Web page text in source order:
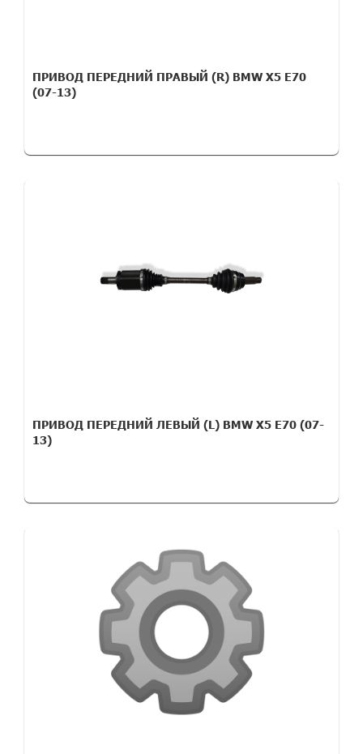
ПРИВОД ПЕРЕДНИЙ ПРАВЫЙ (R) BMW X5 E70
(07-13)
ПРИВОД ПЕРЕДНИЙ ЛЕВЫЙ (L) BMW X5 E70 (07-
13)